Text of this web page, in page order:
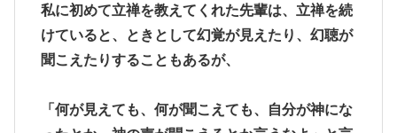
私に初めて立禅を教えてくれた先輩は、立禅を続
けていると、ときとして幻覚が見えたり、幻聴が
聞こえたりすることもあるが、
「何が見えても、何が聞こえても、自分が神にな